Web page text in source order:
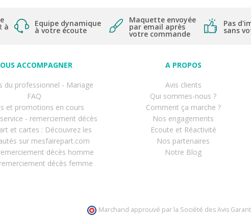
à Equipe dynamique
à votre écoute
Maquette envoyée
par email après
votre commande
Pas
sans
ACCOMPAGNER
du professionnel - Mariage
FAQ
et promotions en cours
- remerciement décès
et cartes : Découvrez les
sur mesfairepart.com
décès homme
décès femme
A PROPOS
Avis clients
Qui sommes-nous ?
Comment ça marche ?
Nos engagements
Ecoute et Réactivité
Nos partenaires
Notre Blog
Marchand approuvé par la Société des Avis